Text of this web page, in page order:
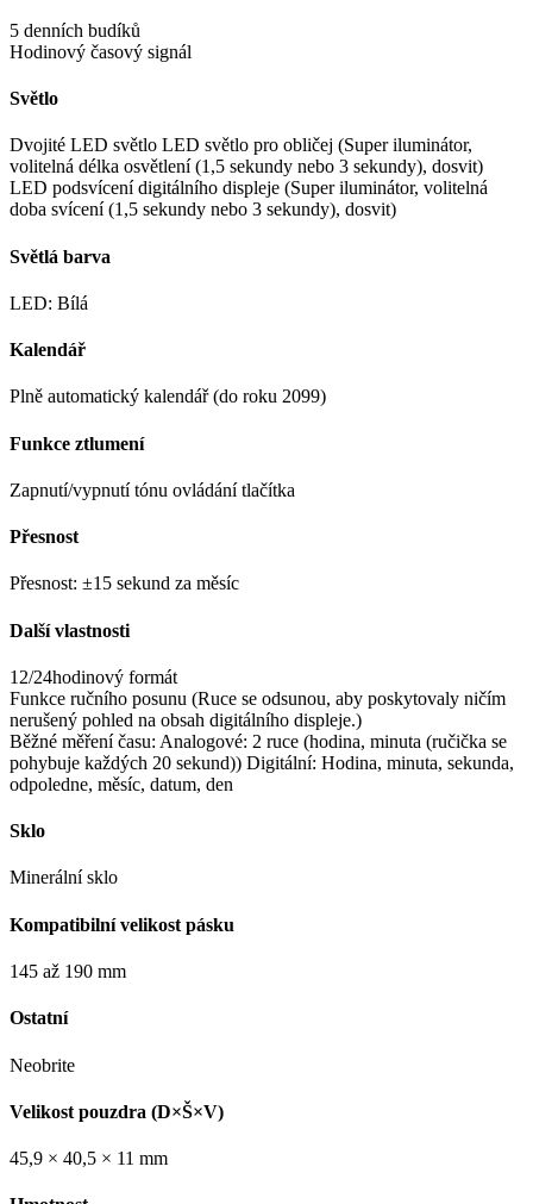
5 denních budíků
Hodinový časový signál
Světlo
Dvojité LED světlo LED světlo pro obličej (Super iluminátor,
volitelná délka osvětlení (1,5 sekundy nebo 3 sekundy), dosvit)
LED podsvícení digitálního displeje (Super iluminátor, volitelná
doba svícení (1,5 sekundy nebo 3 sekundy), dosvit)
Světlá barva
LED: Bílá
Kalendář
Plně automatický kalendář (do roku 2099)
Funkce ztlumení
Zapnutí/vypnutí tónu ovládání tlačítka
Přesnost
Přesnost: ±15 sekund za měsíc
Další vlastnosti
12/24hodinový formát
Funkce ručního posunu (Ruce se odsunou, aby poskytovaly ničím
nerušený pohled na obsah digitálního displeje.)
Běžné měření času: Analogové: 2 ruce (hodina, minuta (ručička se
pohybuje každých 20 sekund)) Digitální: Hodina, minuta, sekunda,
odpoledne, měsíc, datum, den
Sklo
Minerální sklo
Kompatibilní velikost pásku
145 až 190 mm
Ostatní
Neobrite
Velikost pouzdra (D×Š×V)
45,9 × 40,5 × 11 mm